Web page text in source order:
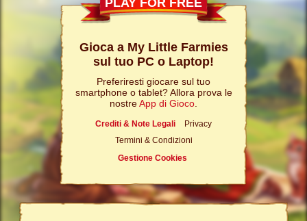
PLAY FOR FREE
Gioca a My Little Farmies
sul tuo PC o Laptop!
Preferiresti giocare sul tuo
smartphone o tablet? Allora prova le
nostreApp di Gioco
Crediti & Note Legali
Privacy
Termini & Condizioni
Gestione Cookies